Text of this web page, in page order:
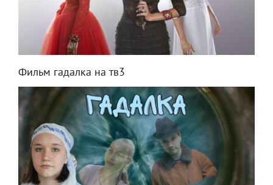
Фильм гадалка на тв3